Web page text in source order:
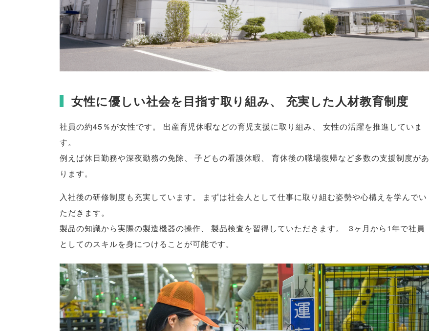
女性に優しい社会を目指す取り組み、 充実した人材教育制度
社員の約45％が女性です。 出産育児休暇などの育児支援に取り組み、
女性の活躍を推進していま
す。
例えば休日勤務や深夜勤務の免除、 子どもの看護休暇、
育休後の職場復帰など多数の支援制度があ
ります。
入社後の研修制度も充実しています。
まずは社会人として仕事に取り組む姿勢や心構えを学んでい
ただきます。
製品の知識から実際の製造機器の操作、 製品検査を習得していただきます。
3ヶ月から1年で社員
としてのスキルを身につけることが可能です。